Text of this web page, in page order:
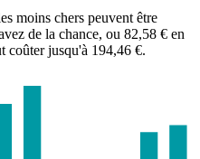
moins chers peuvent être
de la chance, ou 82,58 € en
coûter jusqu'à 194,46 €.